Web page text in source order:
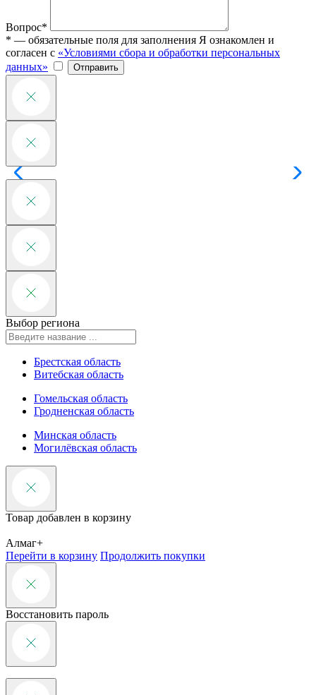
Вопрос*
* — обязательные поля для заполнения Я ознакомлен и
согласен с «Условиями сбора и обработки персональных
данных»
Отправить
Выбор региона
Брестская область
Витебская область
Гомельская область
Гродненская область
Минская область
Могилёвская область
Товар добавлен в корзину
Алмаг+
Перейти в корзину Продолжить покупки
Восстановить пароль